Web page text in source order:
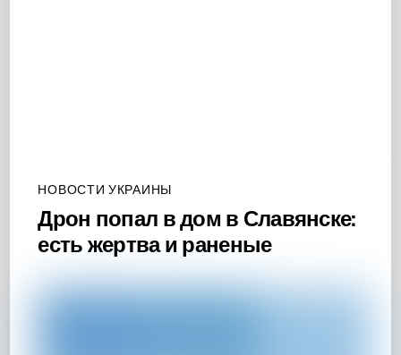
НОВОСТИ УКРАИНЫ
Дрон попал в дом в Славянске:
есть жертва и раненые